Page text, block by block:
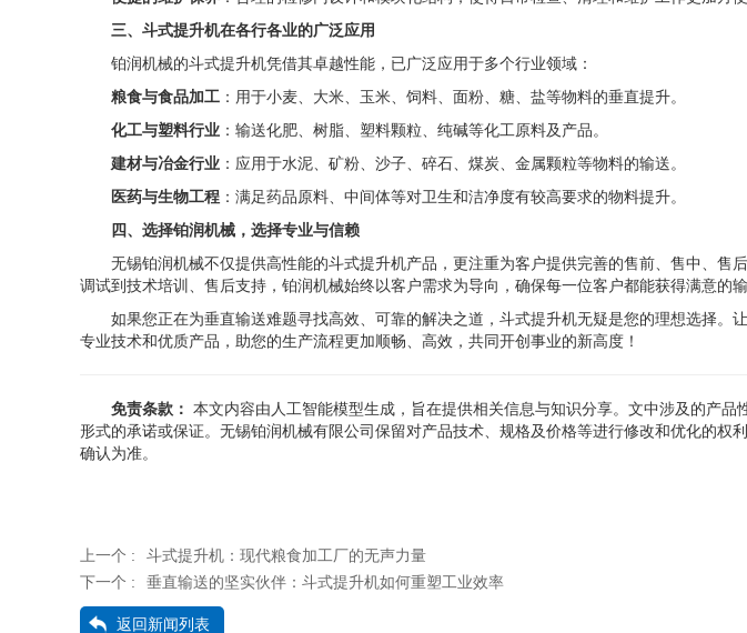
三、斗式提升机在各行各业的广泛应用
铂润机械的斗式提升机凭借其卓越性能，已广泛应用于多个行业领域：
粮食与食品加工 ：用于小麦、大米、玉米、饲料、面粉、糖、盐等物料的垂直提升。
化工与塑料行业 ：输送化肥、树脂、塑料颗粒、纯碱等化工原料及产品。
建材与冶金行业 ：应用于水泥、矿粉、沙子、碎石、煤炭、金属颗粒等物料的输送。
医药与生物工程 ：满足药品原料、中间体等对卫生和洁净度有较高要求的物料提升。
四、选择铂润机械，选择专业与信赖
无锡铂润机械不仅提供高性能的斗式提升机产品，更注重为客户提供完善的售前、售中、售
调试到技术培训、售后支持，铂润机械始终以客户需求为导向，确保每一位客户都能获得满意的输
如果您正在为垂直输送难题寻找高效、可靠的解决之道，斗式提升机无疑是您的理想选择。
专业技术和优质产品，助您的生产流程更加顺畅、高效，共同开创事业的新高度！
免责条款： 本文内容由人工智能模型生成，旨在提供相关信息与知识分享。文中涉及的产
形式的承诺或保证。无锡铂润机械有限公司保留对产品技术、规格及价格等进行修改和优化的权
确认为准。
上一个 :
斗式提升机：现代粮食加工厂的无声力量
下一个 :
垂直输送的坚实伙伴：斗式提升机如何重塑工业效率
返回新闻列表